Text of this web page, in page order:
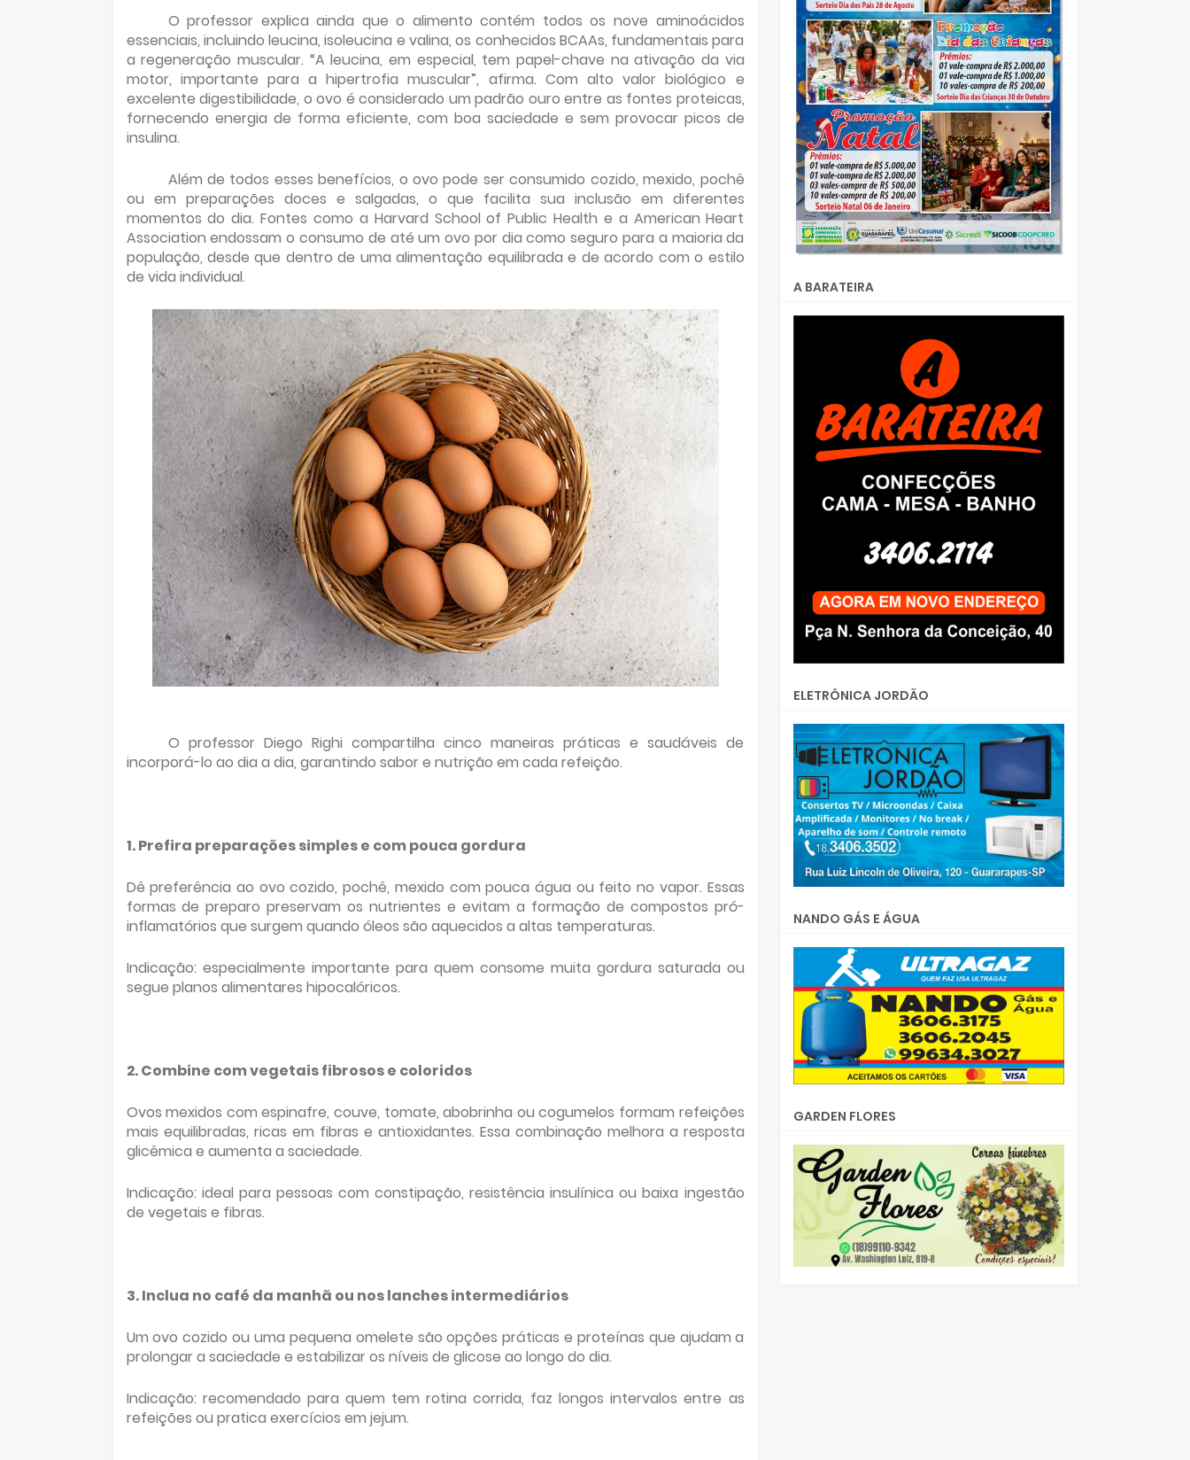
O professor explica ainda que o alimento contém todos os nove aminoácidos
essenciais, incluindo leucina, isoleucina e valina, os conhecidos BCAAs, fundamentais para
a regeneração muscular. “A leucina, em especial, tem papel-chave na ativação da via
motor, importante para a hipertrofia muscular”, afirma. Com alto valor biológico e
excelente digestibilidade, o ovo é considerado um padrão ouro entre as fontes proteicas,
fornecendo energia de forma eficiente, com boa saciedade e sem provocar picos de
insulina.
Além de todos esses benefícios, o ovo pode ser consumido cozido, mexido, pochê
ou em preparações doces e salgadas, o que facilita sua inclusão em diferentes
momentos do dia. Fontes como a Harvard School of Public Health e a American Heart
Association endossam o consumo de até um ovo por dia como seguro para a maioria da
população, desde que dentro de uma alimentação equilibrada e de acordo com o estilo
de vida individual.
O professor Diego Righi compartilha cinco maneiras práticas e saudáveis de
incorporá-lo ao dia a dia, garantindo sabor e nutrição em cada refeição.
1. Prefira preparações simples e com pouca gordura
Dê preferência ao ovo cozido, pochê, mexido com pouca água ou feito no vapor. Essas
formas de preparo preservam os nutrientes e evitam a formação de compostos pró-
inflamatórios que surgem quando óleos são aquecidos a altas temperaturas.
Indicação: especialmente importante para quem consome muita gordura saturada ou
segue planos alimentares hipocalóricos.
2. Combine com vegetais fibrosos e coloridos
Ovos mexidos com espinafre, couve, tomate, abobrinha ou cogumelos formam refeições
mais equilibradas, ricas em fibras e antioxidantes. Essa combinação melhora a resposta
glicêmica e aumenta a saciedade.
Indicação: ideal para pessoas com constipação, resistência insulínica ou baixa ingestão
de vegetais e fibras.
3. Inclua no café da manhã ou nos lanches intermediários
Um ovo cozido ou uma pequena omelete são opções práticas e proteínas que ajudam a
prolongar a saciedade e estabilizar os níveis de glicose ao longo do dia.
Indicação: recomendado para quem tem rotina corrida, faz longos intervalos entre as
refeições ou pratica exercícios em jejum.
A BARATEIRA
ELETRÔNICA JORDÃO
NANDO GÁS E ÁGUA
GARDEN FLORES